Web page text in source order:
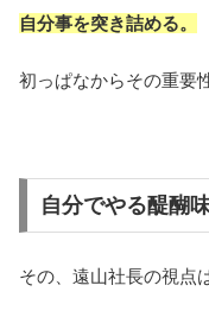
自分事を突き詰める。
初っぱなからその重要
自分でやる醍醐
その、遠山社長の視点